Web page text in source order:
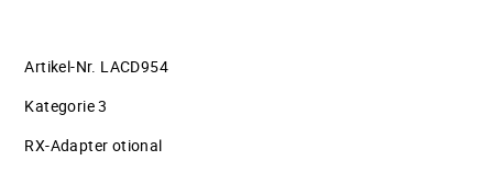
Artikel-Nr. LACD954
Kategorie 3
RX-Adapter otional